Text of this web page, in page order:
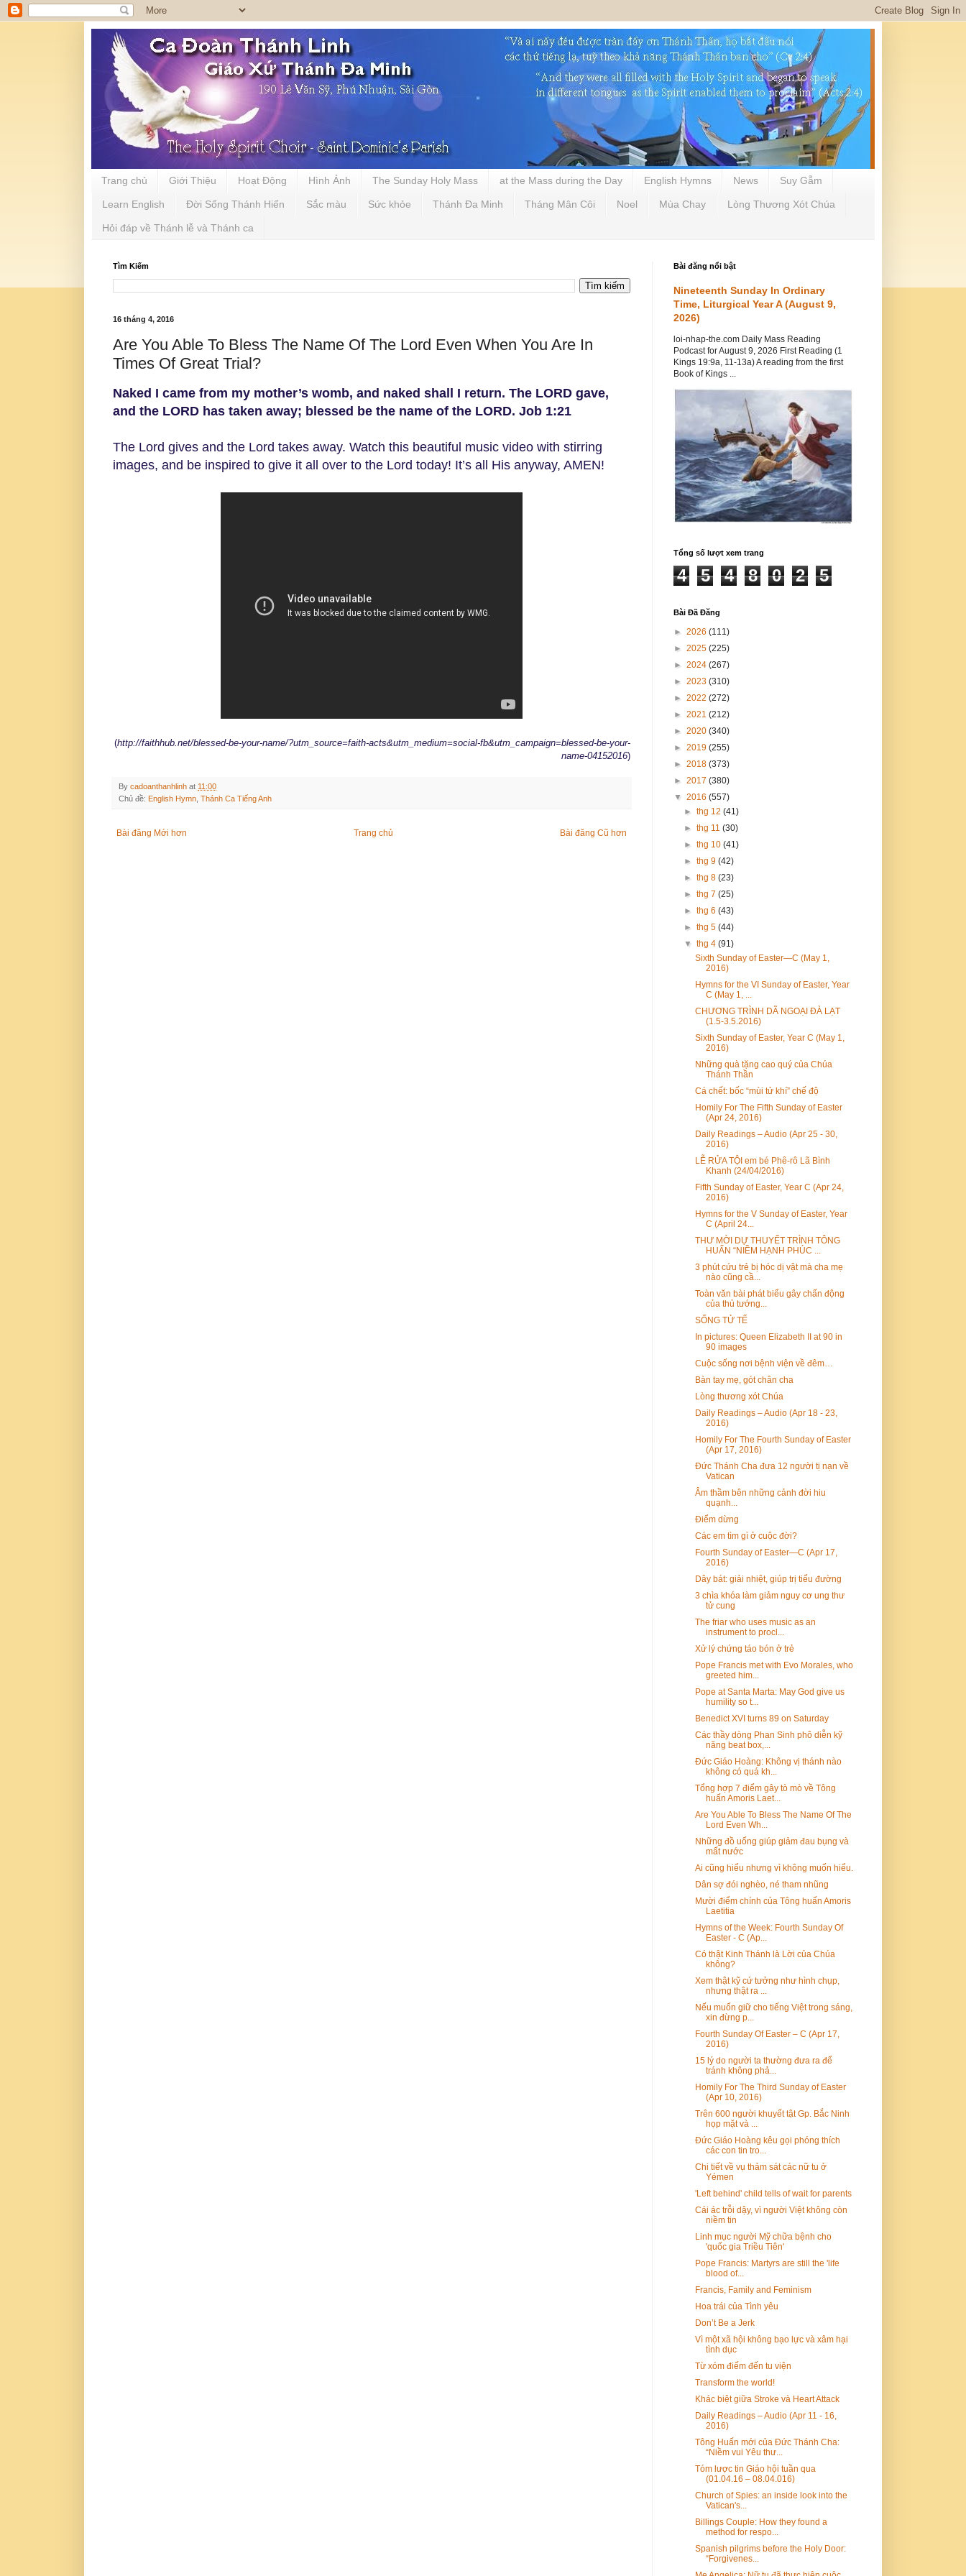
Trang chủ Giới Thiệu Hoạt Động Hình Ảnh The Sunday Holy Mass at the Mass during the Day English Hymns News Suy Gẫm
Learn English Đời Sống Thánh Hiến Sắc màu Sức khỏe Thánh Đa Minh Tháng Mân Côi Noel Mùa Chay Lòng Thương Xót Chúa
Hỏi đáp về Thánh lễ và Thánh ca
Tìm Kiếm
16 tháng 4, 2016
Are You Able To Bless The Name Of The Lord Even When You Are In
Times Of Great Trial?
Naked I came from my mother’s womb, and naked shall I return. The LORD gave,
and the LORD has taken away; blessed be the name of the LORD. Job 1:21
The Lord gives and the Lord takes away. Watch this beautiful music video with stirring
images, and be inspired to give it all over to the Lord today! It’s all His anyway, AMEN!
(http://faithhub.net/blessed-be-your-name/?utm_source=faith-acts&utm_medium=social-fb&utm_campaign=blessed-be-your-
name-04152016)
By cadoanthanhlinh at 11:00
Chủ đề: English Hymn Thánh Ca Tiếng Anh
Bài đăng Mới hơn Bài đăng Cũ hơn
Trang chủ
Bài đăng nổi bật
Nineteenth Sunday In Ordinary
Time, Liturgical Year A (August 9,
2026)
loi-nhap-the.com Daily Mass Reading
Podcast for August 9, 2026 First Reading (1
Kings 19:9a, 11-13a) A reading from the first
Book of Kings ...
Tổng số lượt xem trang
4 5 4 8 0 2 5
Bài Đã Đăng
► 2026 (111)
► 2025 (225)
► 2024 (267)
► 2023 (310)
► 2022 (272)
► 2021 (212)
► 2020 (340)
► 2019 (255)
► 2018 (373)
► 2017 (380)
▼ 2016 (557)
►thg 12(41)
►thg 11(30)
►thg 10(41)
►thg 9(42)
►thg 8(23)
►thg 7(25)
►thg 6(43)
►thg 5(44)
▼thg 4(91)
Sixth Sunday of Easter—C (May 1,
2016)
Hymns for the VI Sunday of Easter, Year
C (May 1, ...
CHƯƠNG TRÌNH DÃ NGOẠI ĐÀ LẠT
(1.5-3.5.2016)
Sixth Sunday of Easter, Year C (May 1,
2016)
Những quà tặng cao quý của Chúa
Thánh Thần
Cá chết: bốc “mùi tử khí” chế độ
Homily For The Fifth Sunday of Easter
(Apr 24, 2016)
Daily Readings – Audio (Apr 25 - 30,
2016)
LỄ RỬA TỘI em bé Phê-rô Lã Bình
Khanh (24/04/2016)
Fifth Sunday of Easter, Year C (Apr 24,
2016)
Hymns for the V Sunday of Easter, Year
C (April 24...
THƯ MỜI DỰ THUYẾT TRÌNH TÔNG
HUẤN “NIỀM HẠNH PHÚC ...
3 phút cứu trẻ bị hóc dị vật mà cha mẹ
nào cũng cầ...
Toàn văn bài phát biểu gây chấn động
của thủ tướng...
SỐNG TỬ TẾ
In pictures: Queen Elizabeth II at 90 in
90 images
Cuộc sống nơi bệnh viện về đêm…
Bàn tay mẹ, gót chân cha
Lòng thương xót Chúa
Daily Readings – Audio (Apr 18 - 23,
2016)
Homily For The Fourth Sunday of Easter
(Apr 17, 2016)
Đức Thánh Cha đưa 12 người tị nạn về
Vatican
Âm thầm bên những cảnh đời hiu
quạnh...
Điểm dừng
Các em tìm gì ở cuộc đời?
Fourth Sunday of Easter—C (Apr 17,
2016)
Dây bát: giải nhiệt, giúp trị tiểu đường
3 chìa khóa làm giảm nguy cơ ung thư
tử cung
The friar who uses music as an
instrument to procl...
Xử lý chứng táo bón ở trẻ
Pope Francis met with Evo Morales, who
greeted him...
Pope at Santa Marta: May God give us
humility so t...
Benedict XVI turns 89 on Saturday
Các thầy dòng Phan Sinh phô diễn kỹ
năng beat box,...
Đức Giáo Hoàng: Không vị thánh nào
không có quá kh...
Tổng hợp 7 điểm gây tò mò về Tông
huấn Amoris Laet...
Are You Able To Bless The Name Of The
Lord Even Wh...
Những đồ uống giúp giảm đau bụng và
mất nước
Ai cũng hiểu nhưng vì không muốn hiểu.
Dân sợ đói nghèo, né tham nhũng
Mười điểm chính của Tông huấn Amoris
Laetitia
Hymns of the Week: Fourth Sunday Of
Easter - C (Ap...
Có thật Kinh Thánh là Lời của Chúa
không?
Xem thật kỹ cứ tưởng như hình chụp,
nhưng thật ra ...
Nếu muốn giữ cho tiếng Việt trong sáng,
xin đừng p...
Fourth Sunday Of Easter – C (Apr 17,
2016)
15 lý do người ta thường đưa ra để
tránh không phả...
Homily For The Third Sunday of Easter
(Apr 10, 2016)
Trên 600 người khuyết tật Gp. Bắc Ninh
họp mặt và ...
Đức Giáo Hoàng kêu gọi phóng thích
các con tin tro...
Chi tiết về vụ thảm sát các nữ tu ở
Yémen
'Left behind' child tells of wait for parents
Cái ác trỗi dậy, vì người Việt không còn
niềm tin
Linh mục người Mỹ chữa bệnh cho
'quốc gia Triều Tiên'
Pope Francis: Martyrs are still the 'life
blood of...
Francis, Family and Feminism
Hoa trái của Tình yêu
Don’t Be a Jerk
Vì một xã hội không bạo lực và xâm hại
tình dục
Từ xóm điếm đến tu viện
Transform the world!
Khác biệt giữa Stroke và Heart Attack
Daily Readings – Audio (Apr 11 - 16,
2016)
Tông Huấn mới của Đức Thánh Cha:
“Niềm vui Yêu thư...
Tóm lược tin Giáo hội tuần qua
(01.04.16 – 08.04.016)
Church of Spies: an inside look into the
Vatican's...
Billings Couple: How they found a
method for respo...
Spanish pilgrims before the Holy Door:
“Forgivenes...